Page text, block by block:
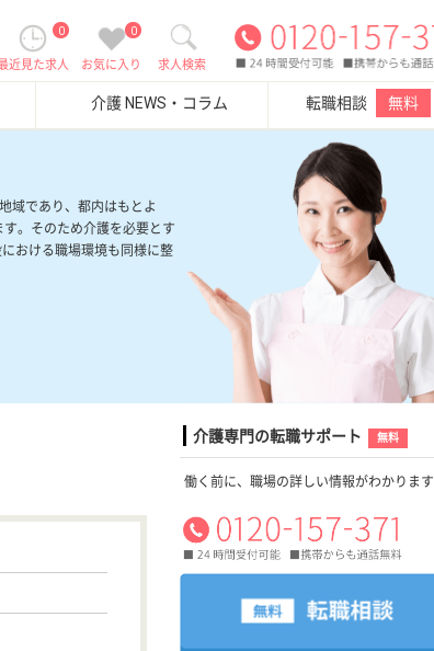
求人検索
0
お気に入り
0
近見た求人
介護 NEWS・コラム 転職相談 無料
域であり、都内はもとよ
。そのため介護を必要とす
おける職場環境も同様に整
介護専門の転職サポート 無料
働く前に、職場の詳しい情報がわかります